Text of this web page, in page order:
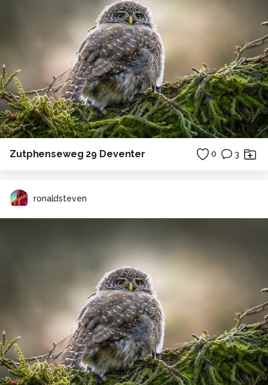
Zutphenseweg 29 Deventer 0 3
ronaldsteven